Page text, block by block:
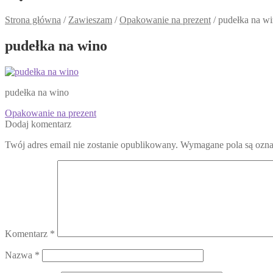
Strona główna / Zawieszam /Opakowanie na prezent /pudełka na
pudełka na wino
pudełka na wino
Nawigacja
wpisu
Poprzedni
wpis:
Opakowanie na prezent
Dodaj komentarz
Twój adres email nie zostanie opublikowany. Wymagane pola są
Komentarz *
Nazwa *